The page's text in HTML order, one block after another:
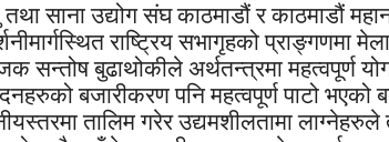
साना उद्योग संघ काठमाडौं र काठमाडौं
राष्ट्रिय सभागृहको प्राङ्गणमा
सन्तोष बुढाथोकीले अर्थतन्त्रमा महत्वपूर्ण
बजारीकरण पनि महत्वपूर्ण पाटो भएको
तालिम गरेर उद्यमशीलतामा